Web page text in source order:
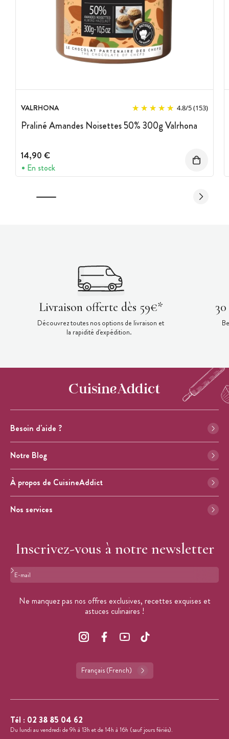
VALRHONA 4.8/5(153)
Praliné Amandes Noisettes 50% 300g Valrhona
14,90 €
En stock
Livraison offerte dès 59€*
Découvrez toutes nos options de livraison et
la rapidité d'expédition.
Besoin d'aide ?
Notre Blog
À propos de CuisineAddict
Nos services
Inscrivez-vous à notre newsletter
Format : adresse@email.com
Ne manquez pas nos offres exclusives, recettes exquises et
astuces culinaires !
Français (French)
Tél : 02 38 85 04 62
Du lundi au vendredi de 9h à 13h et de 14h à 16h (sauf jours fériés).